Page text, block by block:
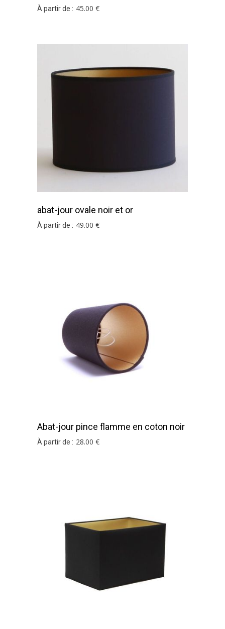
noir et or
À partir de : 45.00 €
abat-jour ovale noir et or
À partir de : 49.00 €
Abat-jour pince flamme en coton noir
et or
À partir de : 28.00 €